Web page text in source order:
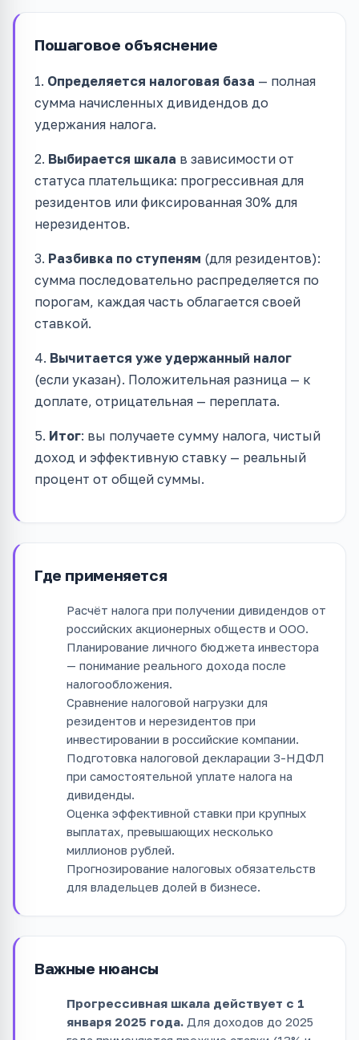
Пошаговое объяснение
1. Определяется налоговая база — полная
сумма начисленных дивидендов до
удержания налога.
2. Выбирается шкала в зависимости от
статуса плательщика: прогрессивная для
резидентов или фиксированная 30% для
нерезидентов.
3. Разбивка по ступеням (для резидентов):
сумма последовательно распределяется по
порогам, каждая часть облагается своей
ставкой.
4. Вычитается уже удержанный налог
(если указан). Положительная разница — к
доплате, отрицательная — переплата.
5. Итог: вы получаете сумму налога, чистый
доход и эффективную ставку — реальный
процент от общей суммы.
Где применяется
Расчёт налога при получении дивидендов от
российских акционерных обществ и ООО.
Планирование личного бюджета инвестора
— понимание реального дохода после
налогообложения.
Сравнение налоговой нагрузки для
резидентов и нерезидентов при
инвестировании в российские компании.
Подготовка налоговой декларации 3-НДФЛ
при самостоятельной уплате налога на
дивиденды.
Оценка эффективной ставки при крупных
выплатах, превышающих несколько
миллионов рублей.
Прогнозирование налоговых обязательств
для владельцев долей в бизнесе.
Важные нюансы
Прогрессивная шкала действует с 1
января 2025 года. Для доходов до 2025